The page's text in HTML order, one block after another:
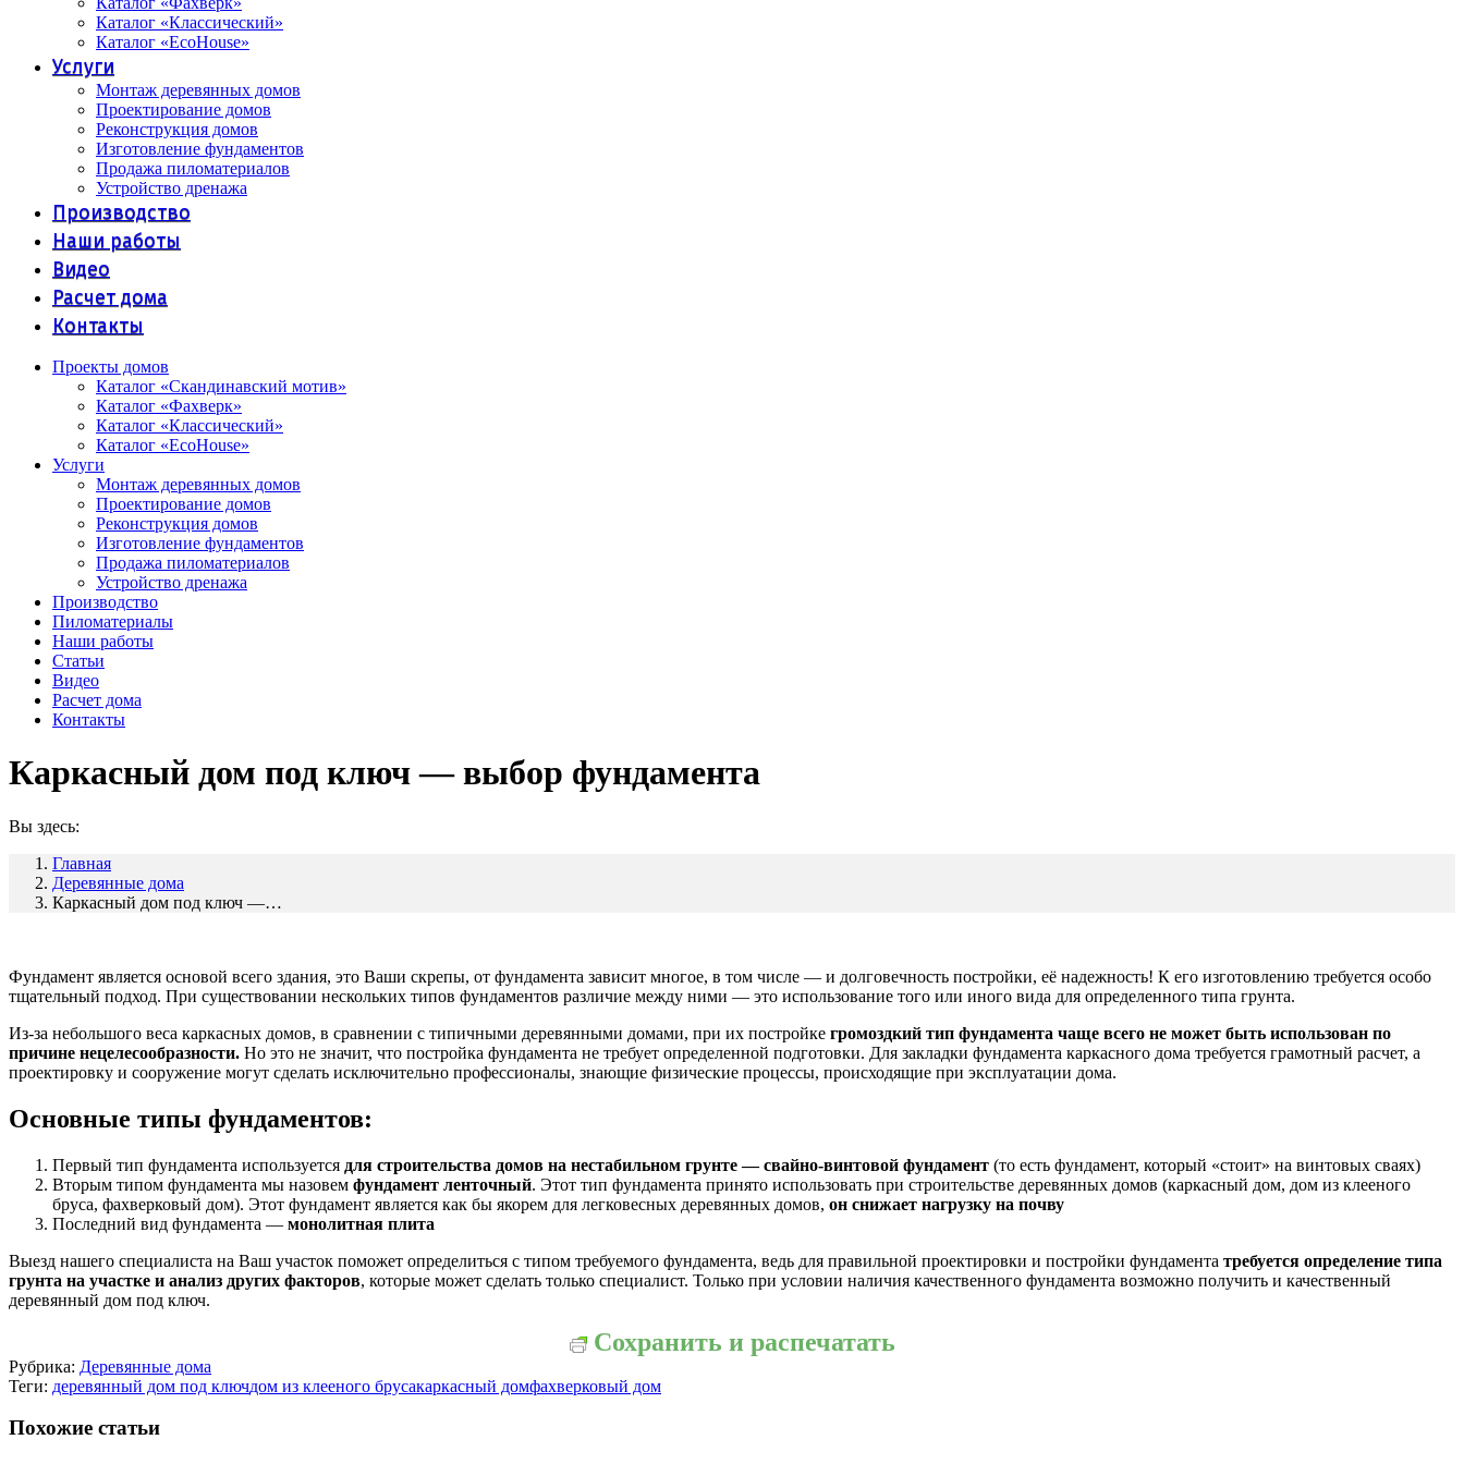
Каталог «Классический»
Каталог «EcoHouse»
Услуги
Монтаж деревянных домов
Проектирование домов
Реконструкция домов
Изготовление фундаментов
Продажа пиломатериалов
Устройство дренажа
Производство
Наши работы
Видео
Расчет дома
Контакты
Проекты домов
Каталог «Скандинавский мотив»
Каталог «Фахверк»
Каталог «Классический»
Каталог «EcoHouse»
Услуги
Монтаж деревянных домов
Проектирование домов
Реконструкция домов
Изготовление фундаментов
Продажа пиломатериалов
Устройство дренажа
Производство
Пиломатериалы
Наши работы
Статьи
Видео
Расчет дома
Контакты
Каркасный дом под ключ — выбор фундамента
Вы здесь:
Главная
Деревянные дома
Каркасный дом под ключ —…
Фундамент является основой всего здания, это Ваши скрепы, от фундамента зависит многое, в том числе — и долговечность постройки, её надежность! К его изготовлению требуется особо
тщательный подход. При существовании нескольких типов фундаментов различие между ними — это использование того или иного вида для определенного типа грунта.
Из-за небольшого веса каркасных домов, в сравнении с типичными деревянными домами, при их постройке громоздкий тип фундамента чаще всего не может быть использован по
причине нецелесообразности. Но это не значит, что постройка фундамента не требует определенной подготовки. Для закладки фундамента каркасного дома требуется грамотный расчет, а
проектировку и сооружение могут сделать исключительно профессионалы, знающие физические процессы, происходящие при эксплуатации дома.
Основные типы фундаментов:
Первый тип фундамента используется для строительства домов на нестабильном грунте — свайно-винтовой фундамент (то есть фундамент, который «стоит» на винтовых сваях)
Вторым типом фундамента мы назовем фундамент ленточный. Этот тип фундамента принято использовать при строительстве деревянных домов (каркасный дом, дом из клееного
бруса, фахверковый дом). Этот фундамент является как бы якорем для легковесных деревянных домов, он снижает нагрузку на почву
Последний вид фундамента — монолитная плита
Выезд нашего специалиста на Ваш участок поможет определиться с типом требуемого фундамента, ведь для правильной проектировки и постройки фундамента требуется определение типа
грунта на участке и анализ других факторов, которые может сделать только специалист. Только при условии наличия качественного фундамента возможно получить и качественный
деревянный дом под ключ.
Сохранить и распечатать
Рубрика: Деревянные дома
Теги: деревянный дом под ключдом из клееного брусакаркасный домфахверковый дом
Похожие статьи